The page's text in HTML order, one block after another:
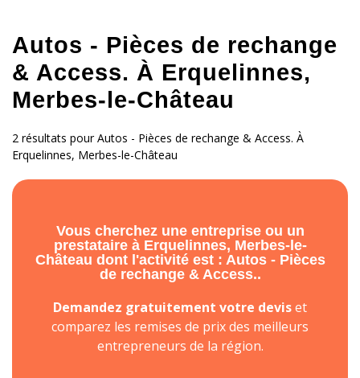
Autos - Pièces de rechange
& Access. À Erquelinnes,
Merbes-le-Château
2 résultats pour Autos - Pièces de rechange & Access. À
Erquelinnes, Merbes-le-Château
Vous cherchez une entreprise ou un
prestataire à Erquelinnes, Merbes-le-
Château dont l'activité est : Autos - Pièces
de rechange & Access..
Demandez gratuitement votre deviset
comparez les remises de prix des meilleurs
entrepreneurs de la région.